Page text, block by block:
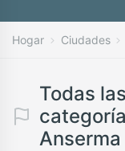
Hogar Ciudades
Todas
Anserma